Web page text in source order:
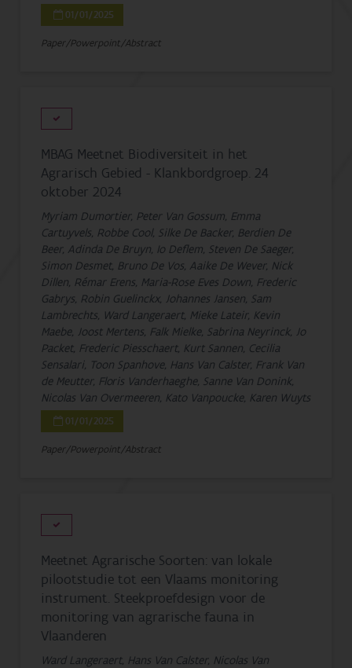
01/01/2025
Paper/Powerpoint/Abstract
MBAG Meetnet Biodiversiteit in het
Agrarisch Gebied - Klankbordgroep. 24
oktober 2024
Myriam Dumortier, Peter Van Gossum, Emma
Cartuyvels, Robbe Cool, Silke De Backer, Berdien De
Beer, Adinda De Bruyn, Io Deflem, Steven De Saeger,
Simon Desmet, Bruno De Vos, Aaike De Wever, Nick
Dillen, Rémar Erens, Maria-Rose Eves Down, Frederic
Gabrys, Robin Guelinckx, Johannes Jansen, Sam
Lambrechts, Ward Langeraert, Mieke Lateir, Kevin
Maebe, Joost Mertens, Falk Mielke, Sabrina Neyrinck, Jo
Packet, Frederic Piesschaert, Kurt Sannen, Cecilia
Sensalari, Toon Spanhove, Hans Van Calster, Frank Van
de Meutter, Floris Vanderhaeghe, Sanne Van Donink,
Nicolas Van Overmeeren, Kato Vanpoucke, Karen Wuyts
01/01/2025
Paper/Powerpoint/Abstract
Meetnet Agrarische Soorten: van lokale
pilootstudie tot een Vlaams monitoring
instrument. Steekproefdesign voor de
monitoring van agrarische fauna in
Vlaanderen
Ward Langeraert, Hans Van Calster, Nicolas Van